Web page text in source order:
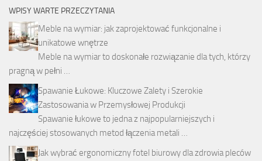
WPISY WARTE PRZECZYTANIA
Meble na wymiar: jak zaprojektować funkcjonalne i
unikatowe wnętrze
Meble na wymiar to doskonałe rozwiązanie dla tych, którzy
pragną w pełni …
Spawanie Łukowe: Kluczowe Zalety i Szerokie
Zastosowania w Przemysłowej Produkcji
Spawanie łukowe to jedna z najpopularniejszych i
najczęściej stosowanych metod łączenia metali …
Jak wybrać ergonomiczny fotel biurowy dla zdrowia pleców